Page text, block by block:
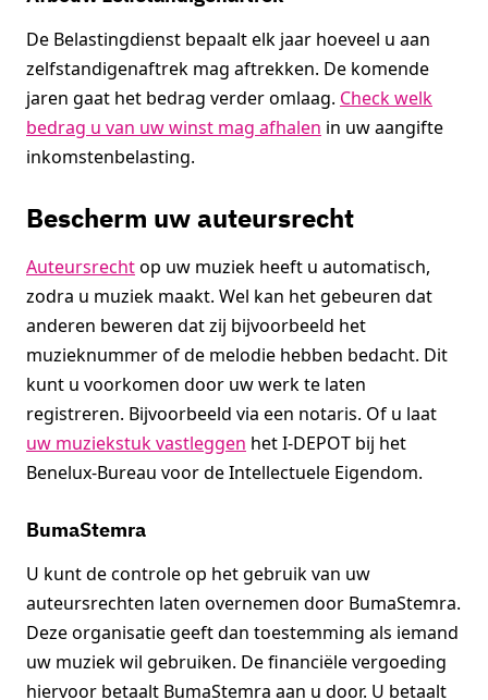
De Belastingdienst bepaalt elk jaar hoeveel u aan
zelfstandigenaftrek mag aftrekken. De komende
jaren gaat het bedrag verder omlaag. Check welk
bedrag u van uw winst mag afhalen in uw aangifte
inkomstenbelasting.
Bescherm uw auteursrecht
Auteursrechtop uw muziek heeft u automatisch,
zodra u muziek maakt. Wel kan het gebeuren dat
anderen beweren dat zij bijvoorbeeld het
muzieknummer of de melodie hebben bedacht. Dit
kunt u voorkomen door uw werk te laten
registreren. Bijvoorbeeld via een notaris. Of u laat
uw muziekstuk vastleggen het I-DEPOT bij het
Benelux-Bureau voor de Intellectuele Eigendom.
BumaStemra
U kunt de controle op het gebruik van uw
auteursrechten laten overnemen door BumaStemra.
Deze organisatie geeft dan toestemming als iemand
uw muziek wil gebruiken. De financiële vergoeding
hiervoor betaalt BumaStemra aan u door. U betaalt